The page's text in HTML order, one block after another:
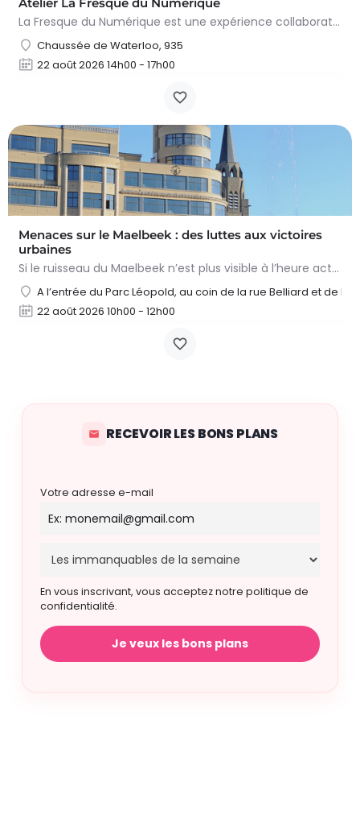
La Fresque du Numérique est une expérience collaborative, pédagogique et ludique qui permet de comprendre les…
Chaussée de Waterloo, 935
22 août 2026 14h00 - 17h00
Menaces sur le Maelbeek : des luttes aux victoires
urbaines
Si le ruisseau du Maelbeek n’est plus visible à l’heure actuelle, sa présence se marque encore fortement dans…
A l’entrée du Parc Léopold, au coin de la rue Belliard et de la
22 août 2026 10h00 - 12h00
RECEVOIR LES BONS PLANS
Votre adresse e-mail
En vous inscrivant, vous acceptez notre politique de
confidentialité.